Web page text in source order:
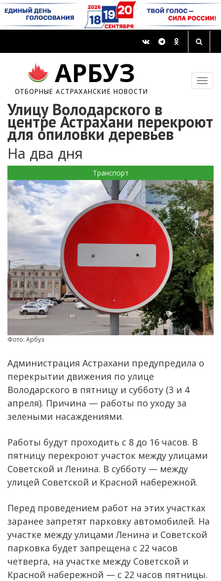
АРБУЗ
ОТБОРНЫЕ АСТРАХАНСКИЕ НОВОСТИ
Улицу Володарского в
центре Астрахани перекроют
для опиловки деревьев
На два дня
Транспорт
Фото: Арбуз
Администрация Астрахани предупредила о
перекрытии движения по улице
Володарского в пятницу и субботу (3 и 4
апреля). Причина — работы по уходу за
зелеными насаждениями.
Работы будут проходить с 8 до 16 часов. В
пятницу перекроют участок между улицами
Советской и Ленина. В субботу — между
улицей Советской и Красной набережной.
Перед проведением работ на этих участках
заранее запретят парковку автомобилей. На
участке между улицами Ленина и Советской
парковка будет запрещена с 22 часов
четверга, на участке между Советской и
Красной набережной — с 22 часов пятницы.